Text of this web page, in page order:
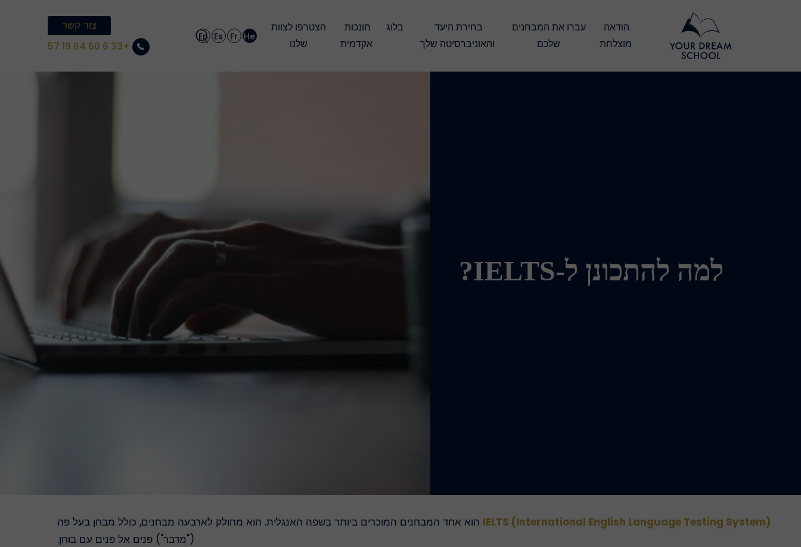
מוצלחת
שלכם
בחירת היעד
והאוניברסיטה שלך
בלוג
אקדמית
הצטרפו לצוות
שלנו
He
Fr
Es
En
צור קשר
+33 6 60 64 19 57
למה להתכונן ל-IELTS?
IELTS (International English Language Testing System) הוא אחד המבחנים המוכרים ביותר בשפה האנגלית. הוא מחולק לארבעה מבחנים, כולל מבחן בעל פה
("מדבר") פנים אל פנים עם בוחן.